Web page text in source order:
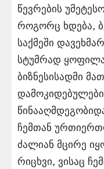
წევრების
როგორც ხდება,
საქმეში
სტუმრად
ბიზნესისადმი
ჩემთან
ძალიან მცირე
რიცხვი, ვისაც